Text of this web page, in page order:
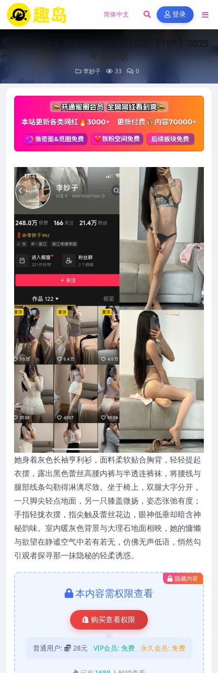
登录
觅圈 李妙子 铁粉空间 NO.115期 【19P】2025
年最新版
李妙子 33 0
她身着灰色长袖亨利衫，面料柔软贴合胸背，轻轻提起
衣摆，露出黑色蕾丝高腰内裤与半透连裤袜，将腰线与
腿部线条勾勒得淋漓尽致。坐于椅上，双腿大字分开，
一只脚尖轻点地面，另一只膝盖微扬，姿态张弛有度；
手指轻拢衣摆，指尖触及蕾丝花边，眼神低垂却暗含神
秘韵味。室内暖灰色背景与大理石地面相映，她的慵懒
与欲望在静谧空气中若有若无，仿佛无声低语，悄然勾
引观者探寻那一抹隐秘的轻柔诱惑。
隐藏内容
本内容需权限查看
购买查看权限
普通用户: 28元 VIP会员: 免费 永久会员: 免费